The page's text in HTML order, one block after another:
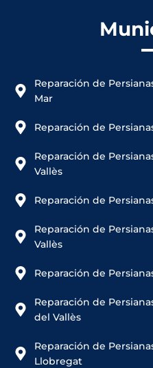
Reparación de
Mar
Reparación de
Reparación de
Vallès
Reparación de
Reparación de
Vallès
Reparación de
Reparación de
del Vallès
Reparación de
Llobregat